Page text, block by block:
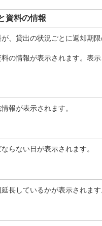
資料の情報
、貸出の状況ごとに返却期
の情報が表示されます。表
報が表示されます。
らない日が表示されます。
長しているかが表示されます